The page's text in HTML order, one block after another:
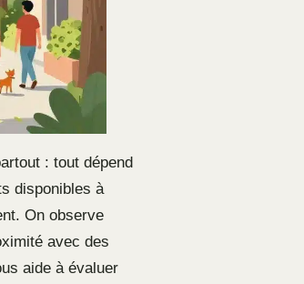
: tout dépend
disponibles à
On observe
avec des
aide à évaluer